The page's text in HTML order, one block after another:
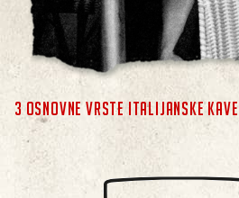
3 OSNOVNE VRSTE ITALIJANSKE KAVE